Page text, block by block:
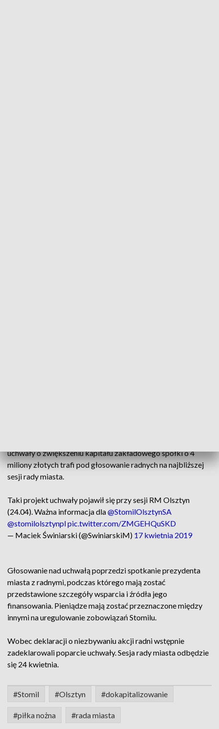
uchwały o zwiększeniu kapitału zakładowego spółki o 4
miliony złotych trafi pod głosowanie radnych na najbliższej
sesji rady miasta.
Taki projekt uchwały pojawił się przy sesji RM Olsztyn
(24.04). Ważna informacja dla@StomilOlsztynSA
@stomilolsztynplpic.twitter.com/ZMGEHQuSKD
— Maciek Świniarski (@SwiniarskiM) 17 kwietnia 2019
Głosowanie nad uchwałą poprzedzi spotkanie prezydenta
miasta z radnymi, podczas którego mają zostać
przedstawione szczegóły wsparcia i źródła jego
finansowania. Pieniądze mają zostać przeznaczone między
innymi na uregulowanie zobowiązań Stomilu.
Wobec deklaracji o niezbywaniu akcji radni wstępnie
zadeklarowali poparcie uchwały. Sesja rady miasta odbędzie
się 24 kwietnia.
#Stomil #Olsztyn #dokapitalizowanie
#piłka nożna #rada miasta